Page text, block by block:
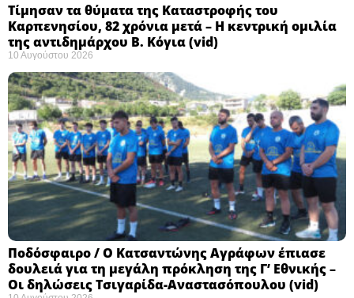
Τίμησαν τα θύματα της Καταστροφής του
Καρπενησίου, 82 χρόνια μετά – Η κεντρική ομιλία
της αντιδημάρχου Β. Κόγια (vid)
10 Αυγούστου 2026
Ποδόσφαιρο / Ο Κατσαντώνης Αγράφων έπιασε
δουλειά για τη μεγάλη πρόκληση της Γ’ Εθνικής –
Οι δηλώσεις Τσιγαρίδα-Αναστασόπουλου (vid)